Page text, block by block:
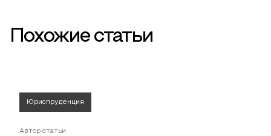
Похожие статьи
Юриспруденция
Автор статьи